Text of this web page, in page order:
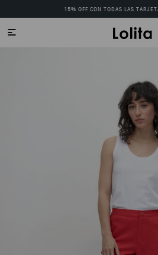
15% OFF CON TODAS LAS
